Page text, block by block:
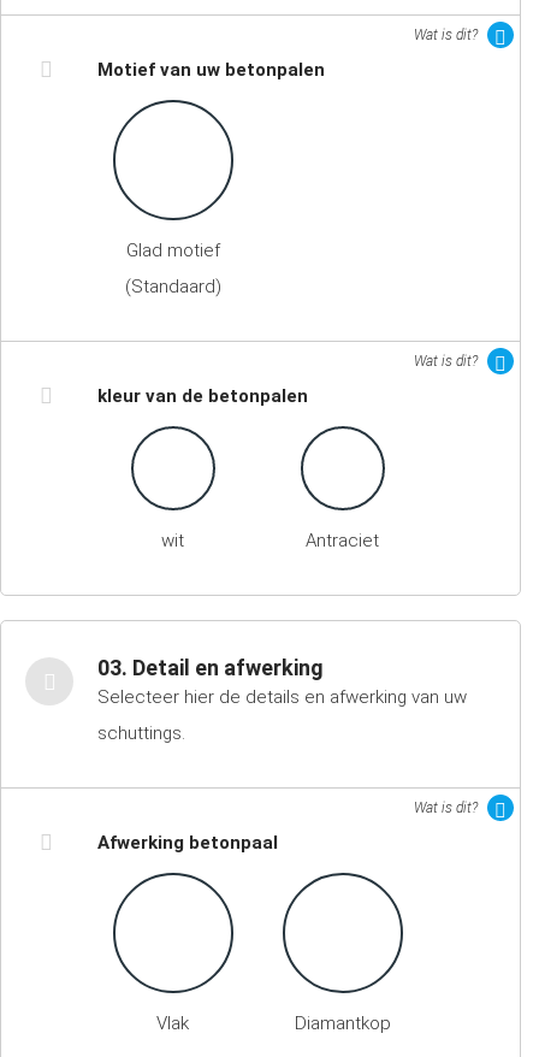
Wat is dit?
Motief van uw betonpalen
Glad motief
(Standaard)
Wat is dit?
kleur van de betonpalen
wit Antraciet
03. Detail en afwerking
Selecteer hier de details en afwerking van uw
schuttings.
Wat is dit?
Afwerking betonpaal
Vlak Diamantkop